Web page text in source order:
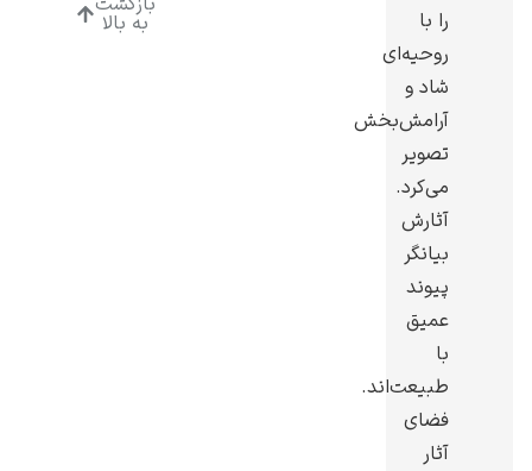
را با
روحیه‌ای
شاد و
آرامش‌بخش
تصویر
می‌کرد.
آثارش
بیانگر
پیوند
عمیق
با
طبیعت‌اند.
فضای
آثار
به بالا